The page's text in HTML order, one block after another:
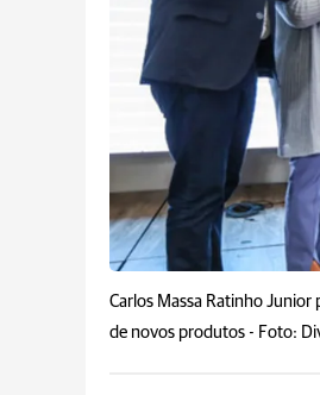
Carlos Massa Ratinho
de novos produtos - Foto: